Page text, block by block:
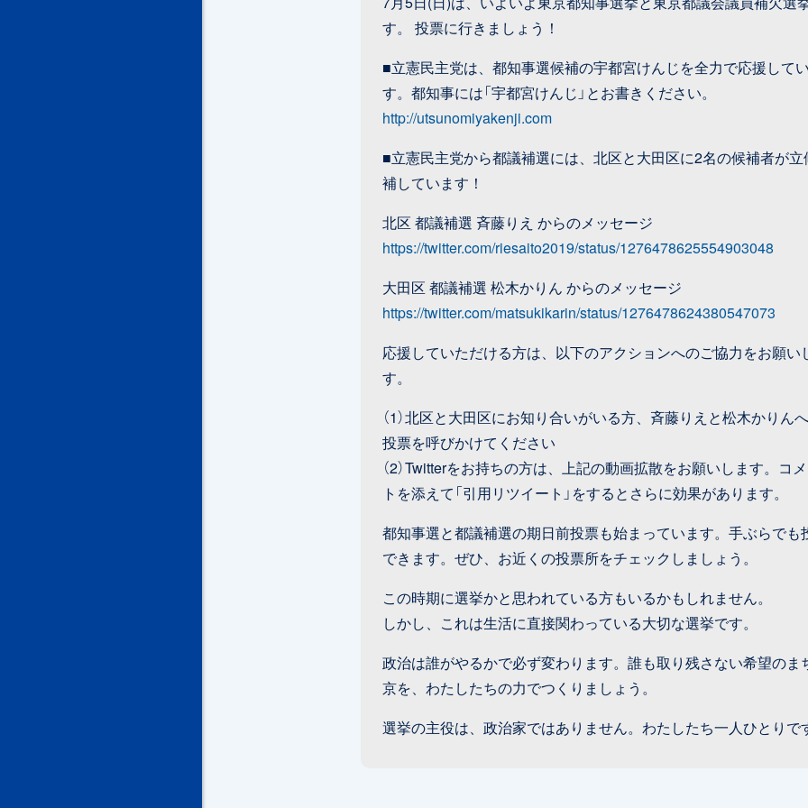
す。 投票に行きましょう！
■立憲民主党は、都知事選候補の宇都宮けんじを全力で応援して
す。都知事には「宇都宮けんじ」とお書きください。
http://utsunomiyakenji.com
■立憲民主党から都議補選には、北区と大田区に2名の候補者が立
補しています！
北区 都議補選 斉藤りえ からのメッセージ
https://twitter.com/riesaito2019/status/1276478625554903048
大田区 都議補選 松木かりん からのメッセージ
https://twitter.com/matsukikarin/status/1276478624380547073
応援していただける方は、以下のアクションへのご協力をお願い
す。
（1）北区と大田区にお知り合いがいる方、斉藤りえと松木かりん
投票を呼びかけてください
（2）Twitterをお持ちの方は、上記の動画拡散をお願いします。コ
トを添えて「引用リツイート」をするとさらに効果があります。
都知事選と都議補選の期日前投票も始まっています。手ぶらでも
できます。ぜひ、お近くの投票所をチェックしましょう。
この時期に選挙かと思われている方もいるかもしれません。
しかし、これは生活に直接関わっている大切な選挙です。
政治は誰がやるかで必ず変わります。誰も取り残さない希望のま
京を、わたしたちの力でつくりましょう。
選挙の主役は、政治家ではありません。わたしたち一人ひとりで